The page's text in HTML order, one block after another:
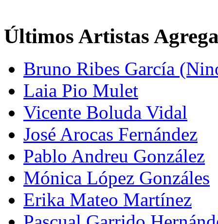
Últimos Artistas
Bruno Ribes García
Laia Pio Mulet
Vicente Boluda Vidal
José Arocas Fernández
Pablo Andreu González
Mónica López Gonzáles
Erika Mateo Martínez